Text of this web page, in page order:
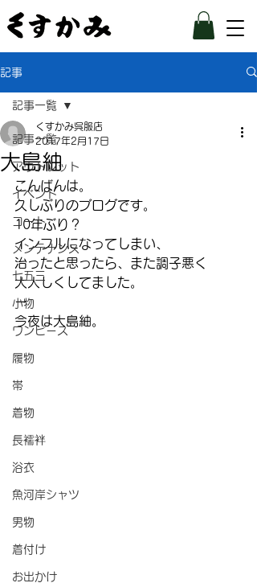
記事
記事一覧
アウトレット
イベント
コート
メンテナンス
七五三
小物
ワンピース
履物
帯
着物
長襦袢
浴衣
魚河岸シャツ
男物
着付け
お出かけ
記事一覧
大島紬
くすかみ呉服店
2017年2月17日
こんばんは。
久しぶりのブログです。
10年ぶり？
インフルになってしまい、
治ったと思ったら、また調子悪く
大人しくしてました。
ー
今夜は大島紬。